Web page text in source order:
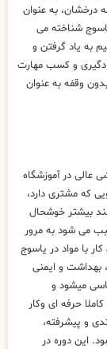
درخشان، به عنوان
شناخته می
به یاد گرفتن و
و کسب مهارت
وقفه به عنوان
عالی در آموزشگاه
که مشتری دارد،
بیشتر خوشحال
می شود به مرور
با مواد در یاسوج
بهداشت و ایمنی
میشود و
حرفه ای وکار
و پیشرفته،
این دوره در